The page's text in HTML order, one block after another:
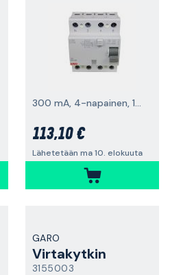
300 mA, 4-napainen, 10 kA
113,10 €
Lähetetään ma 10. elokuuta
GARO
Virtakytkin
3155003